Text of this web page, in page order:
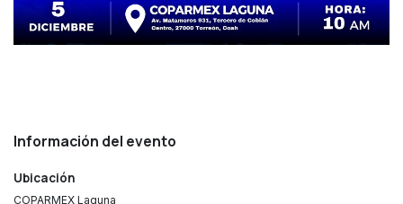
Información del evento
Ubicación
COPARMEX Laguna